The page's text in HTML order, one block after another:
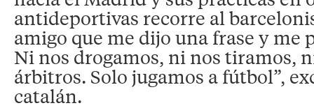
antideportivas recorre al
amigo que me dijo una frase y me
Ni nos drogamos, ni nos tiramos,
árbitros. Solo jugamos a fútbol”,
catalán.